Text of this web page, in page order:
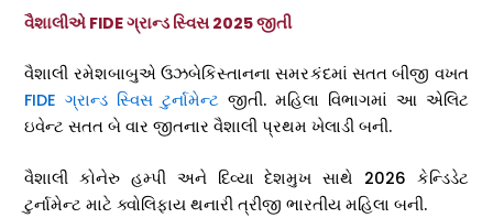
વૈશાલીએ FIDE ગ્રાન્ડ સ્વિસ 2025 જીતી
વૈશાલી રમેશબાબુએ ઉઝબેકિસ્તાનના સમરકંદમાં સતત બીજી વખત
FIDE ગ્રાન્ડ સ્વિસ ટુર્નામેન્ટ જીતી. મહિલા વિભાગમાં આ એલિટ
ઇવેન્ટ સતત બે વાર જીતનાર વૈશાલી પ્રથમ ખેલાડી બની.
વૈશાલી કોનેરુ હમ્પી અને દિવ્યા દેશમુખ સાથે 2026 કેન્ડિડેટ
ટુર્નામેન્ટ માટે ક્વોલિફાય થનારી ત્રીજી ભારતીય મહિલા બની.